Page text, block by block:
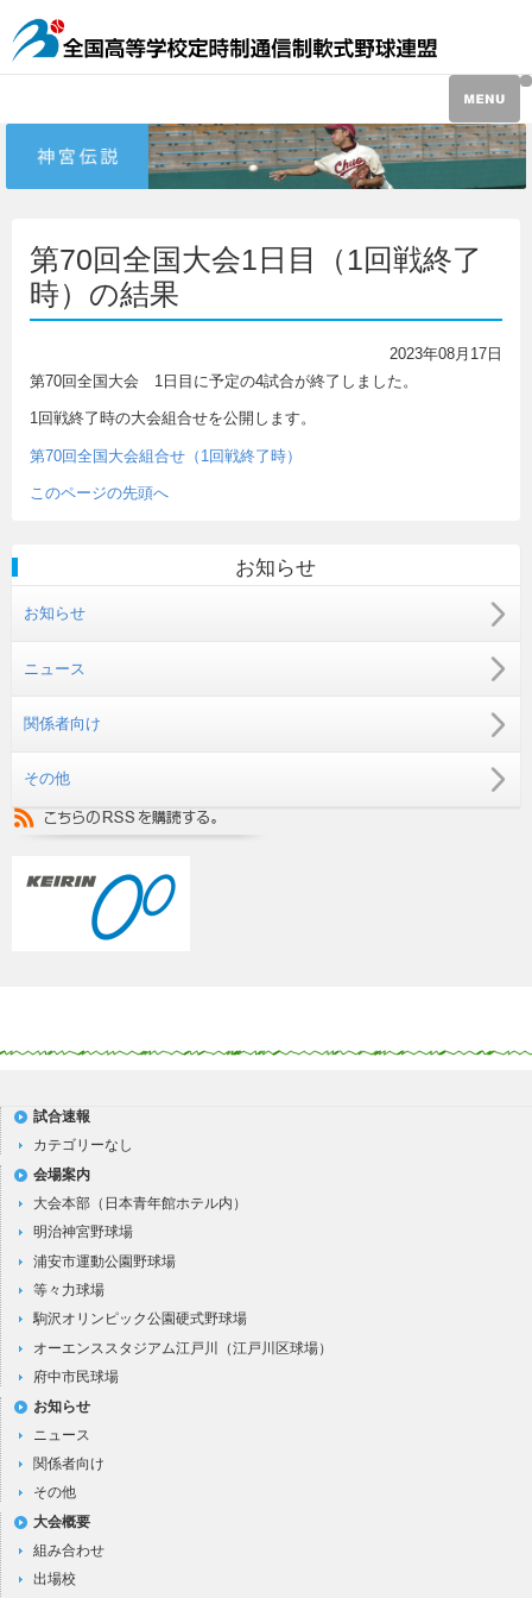
第70回全国大会1日目（1回戦終了
時）の結果
2023年08月17日
第70回全国大会 1日目に予定の4試合が終了しました。
1回戦終了時の大会組合せを公開します。
第70回全国大会組合せ（1回戦終了時）
このページの先頭へ
お知らせ
お知らせ
ニュース
関係者向け
その他
試合速報
カテゴリーなし
会場案内
大会本部（日本青年館ホテル内）
明治神宮野球場
浦安市運動公園野球場
等々力球場
駒沢オリンピック公園硬式野球場
オーエンススタジアム江戸川（江戸川区球場）
府中市民球場
お知らせ
ニュース
関係者向け
その他
大会概要
組み合わせ
出場校